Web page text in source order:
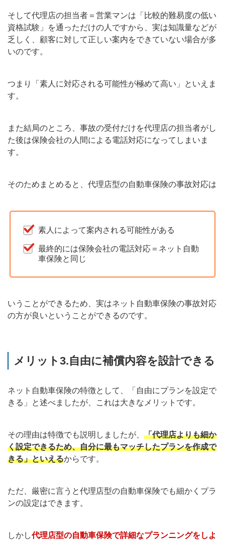
そして代理店の担当者＝営業マンは「比較的難易度の低い
資格試験」を通っただけの人ですから、実は知識量などが
乏しく、顧客に対して正しい案内をできていない場合が多
いのです。
つまり「素人に対応される可能性が極めて高い」といえま
す。
また結局のところ、事故の受付だけを代理店の担当者がし
た後は保険会社の人間による電話対応になってしまいま
す。
そのためまとめると、代理店型の自動車保険の事故対応は
素人によって案内される可能性がある
最終的には保険会社の電話対応＝ネット自動
車保険と同じ
いうことができるため、実はネット自動車保険の事故対応
の方が良いということができるのです。
メリット3.自由に補償内容を設計できる
ネット自動車保険の特徴として、「自由にプランを設定で
きる」と述べましたが、これは大きなメリットです。
その理由は特徴でも説明しましたが、 「代理店よりも細か
く設定できるため、自分に最もマッチしたプランを作成で
きる」といえるからです。
ただ、厳密に言うと代理店型の自動車保険でも細かくプラ
ンの設定はできます。
しかし代理店型の自動車保険で詳細なプランニングをしよ